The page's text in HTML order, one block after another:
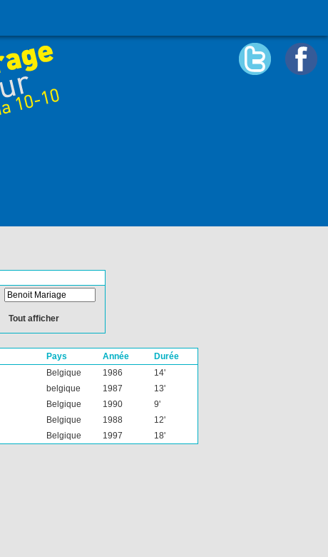
Tout afficher
Pays Année
Durée
Belgique 1986
14'
belgique 1987
13'
Belgique 1990
9'
Belgique 1988
12'
Belgique 1997 18'